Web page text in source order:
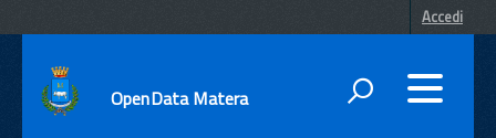
Accedi
OpenData Matera